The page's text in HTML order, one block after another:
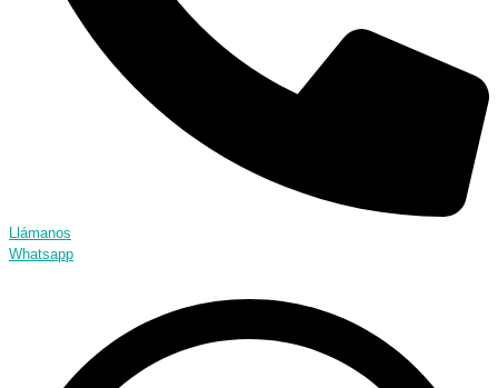
Llámanos
Whatsapp